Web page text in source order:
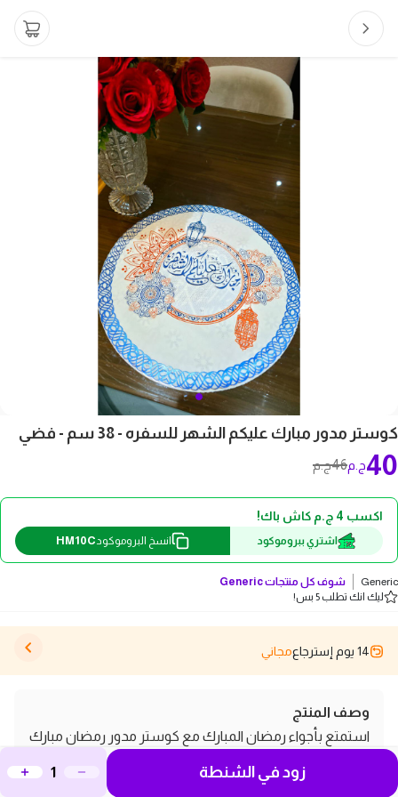
كوستر مدور مبارك عليكم الشهر للسفره - 38 سم - فضي
46ج.م 40ج.م
اكسب 4 ج.م كاش باك!
اشتري ببروموكود انسخ البروموكود HM10C
Generic شوف كل منتجاتGeneric
ليك انك تطلب 5 بس!
14 يوم إسترجاع مجاني
وصف المنتج
استمتع بأجواء رمضان المبارك مع كوستر مدور رمضان مبارك
للسفره بقياس 38 سم ولونه الفضي الأنيق. يُعد هذا الكوستر
زود في الشنطة